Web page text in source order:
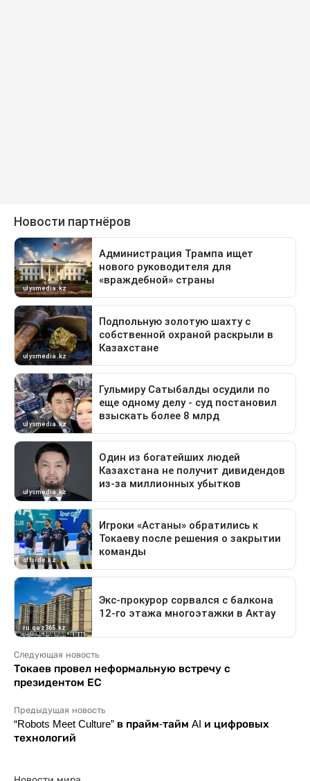
Следующая новость
Токаев провел неформальную встречу с
президентом ЕС
Предыдущая новость
“Robots Meet Culture” в прайм-тайм AI и цифровых
технологий